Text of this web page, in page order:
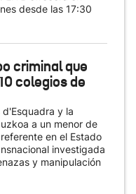
desde las 17:30
criminal que
colegios de
y la
a un menor de
en el Estado
investigada
y manipulación